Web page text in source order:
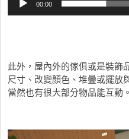
00:00
此外，屋內外的傢俱或是裝飾
尺寸、改變顏色、堆疊或擺放
當然也有很大部分物品能互動。
視